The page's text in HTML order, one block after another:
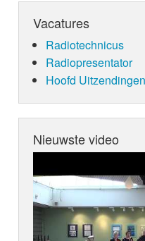
Vacatures
Radiotechnicus
Radiopresentator
Hoofd Uitzendingen
Nieuwste video